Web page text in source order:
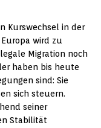
Kurswechsel in der
wird zu
Migration noch
haben bis heute
sind: Sie
sich steuern.
seiner
Stabilität